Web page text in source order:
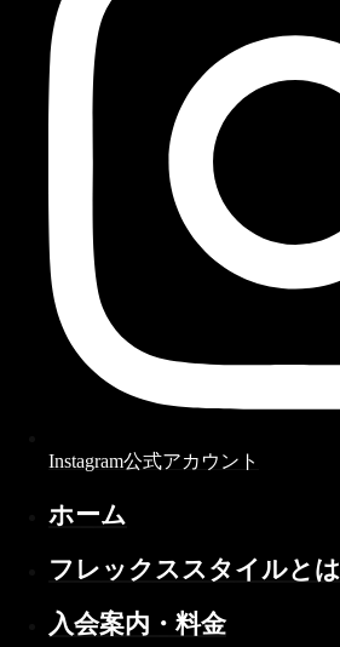
Instagram公式アカウント
ホーム
フレックススタイルとは
入会案内・料金